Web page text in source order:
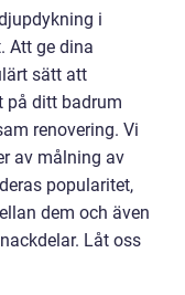
i
Att ge dina
sätt att
på ditt badrum
renovering. Vi
av målning av
popularitet,
dem och även
Låt oss